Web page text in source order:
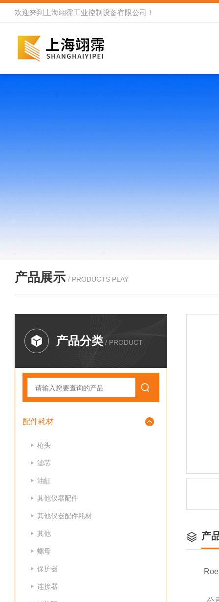
欢迎来到 上海翊霈工业控制设备有限公司 ！
产品展示 / PRODUCTS PLAY
产品分类 / PRODUCT
配件耗材
枪头
滤芯
油缸
其他仪器配件
其他仪器配件耗材
其他
螺母
保护器
连接器
产